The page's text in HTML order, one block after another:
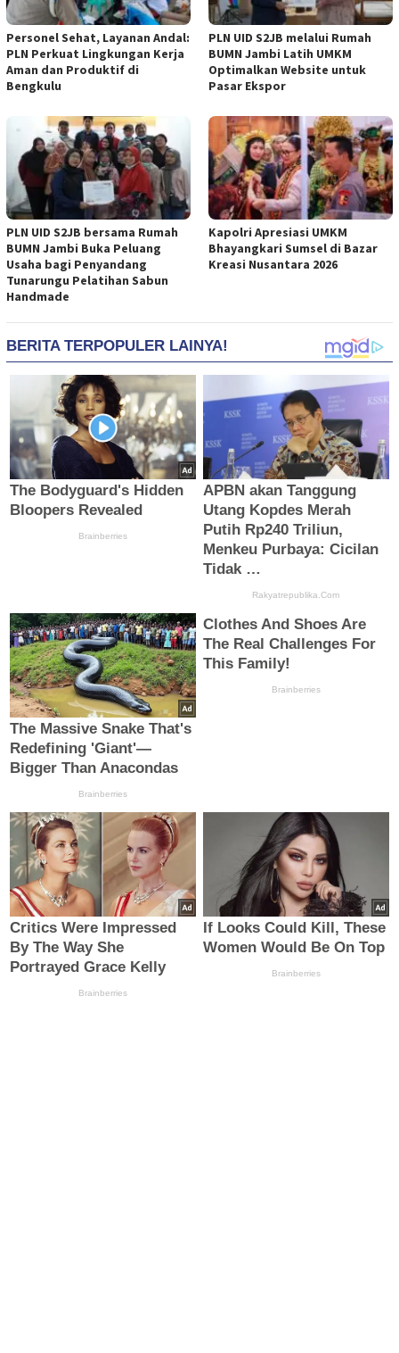
Personel Sehat, Layanan Andal:
PLN Perkuat Lingkungan Kerja
Aman dan Produktif di
Bengkulu
PLN UID S2JB melalui Rumah
BUMN Jambi Latih UMKM
Optimalkan Website untuk
Pasar Ekspor
PLN UID S2JB bersama Rumah
BUMN Jambi Buka Peluang
Usaha bagi Penyandang
Tunarungu Pelatihan Sabun
Handmade
Kapolri Apresiasi UMKM
Bhayangkari Sumsel di Bazar
Kreasi Nusantara 2026